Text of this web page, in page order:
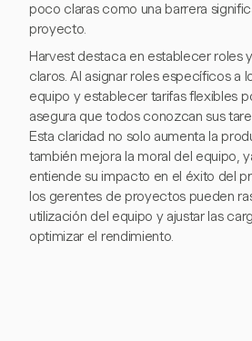
poco claras como una barrera
proyecto.
Harvest destaca en establecer roles
claros. Al asignar roles específicos a
equipo y establecer tarifas flexibles
asegura que todos conozcan sus
Esta claridad no solo aumenta la
también mejora la moral del equipo,
entiende su impacto en el éxito del
los gerentes de proyectos pueden
utilización del equipo y ajustar las
optimizar el rendimiento.